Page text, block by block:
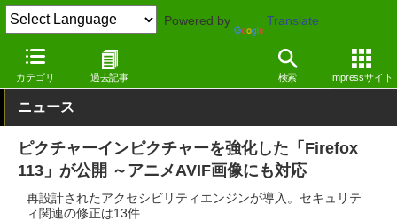
Powered by Translate
カテゴリ 過去記事 検索 Impressサイト
窓の杜 インターネット Windows
ニュース
ピクチャーインピクチャーを強化した「Firefox
113」が公開 ～アニメAVIF画像にも対応
再設計されたアクセシビリティエンジンが導入。セキュリテ
ィ関連の修正は13件